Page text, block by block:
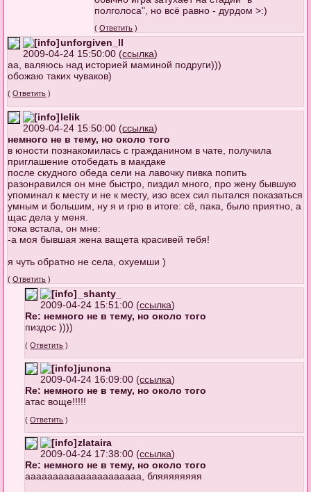
полголоса", но всё равно - дурдом >:)
(Ответить )
unforgiven_ll
2009-04-24 15:50:00 (ссылка)
аа, валяюсь над историей маминой подруги)))
обожаю таких чуваков)
(Ответить )
lelik
2009-04-24 15:50:00 (ссылка)
немного не в тему, но около того
в юности познакомилась с гражданином в чате, получила
приглашение отобедать в макдаке
после скудного обеда сели на лавочку пивка попить
разонравился он мне быстро, пиздил много, про жену бывшую
упоминал к месту и не к месту, изо всех сил пытался показаться
умным и большим, ну я и грю в итоге: сё, пака, было приятно, а
щас дела у меня.
тока встала, он мне:
-а моя бывшая жена ващета красивей тебя!
я чуть обратно не села, охуемши )
(Ответить )
_shanty_
2009-04-24 15:51:00 (ссылка)
Re: немного не в тему, но около того
пиздос ))))
(Ответить )
junona
2009-04-24 16:09:00 (ссылка)
Re: немного не в тему, но около того
атас воще!!!!!
(Ответить )
zlataira
2009-04-24 17:38:00 (ссылка)
Re: немного не в тему, но около того
ааааааааааааааааааааа, бляяяяяяяя